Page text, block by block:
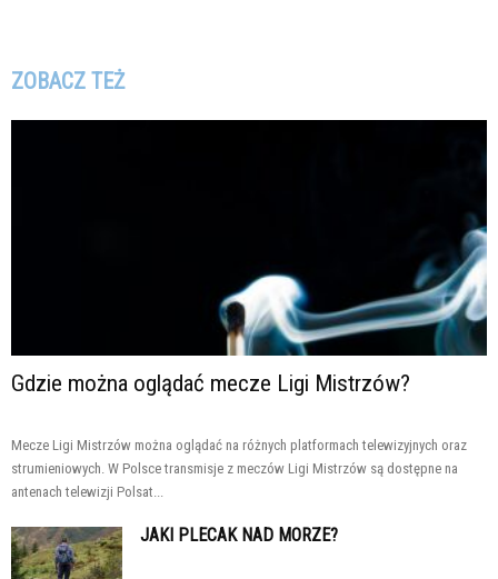
ZOBACZ TEŻ
Gdzie można oglądać mecze Ligi Mistrzów?
Mecze Ligi Mistrzów można oglądać na różnych platformach telewizyjnych oraz
strumieniowych. W Polsce transmisje z meczów Ligi Mistrzów są dostępne na
antenach telewizji Polsat...
JAKI PLECAK NAD MORZE?